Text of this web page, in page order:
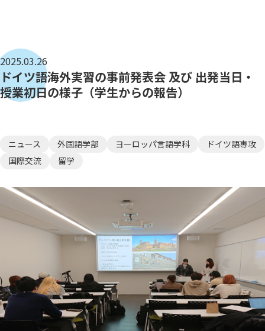
2025.03.26
ドイツ語海外実習の事前発表会 及び 出発当日・
授業初日の様子（学生からの報告）
ニュース 外国語学部 ヨーロッパ言語学科
ドイツ語専攻
国際交流
留学